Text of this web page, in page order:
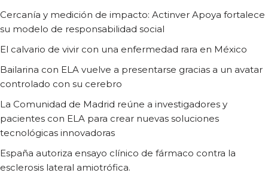
Cercanía y medición de impacto: Actinver Apoya fortalece
su modelo de responsabilidad social
El calvario de vivir con una enfermedad rara en México
Bailarina con ELA vuelve a presentarse gracias a un avatar
controlado con su cerebro
La Comunidad de Madrid reúne a investigadores y
pacientes con ELA para crear nuevas soluciones
tecnológicas innovadoras
España autoriza ensayo clínico de fármaco contra la
esclerosis lateral amiotrófica.